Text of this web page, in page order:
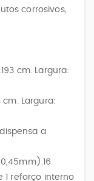
corrosivos,
cm. Largura:
Largura:
a
1 reforço interno